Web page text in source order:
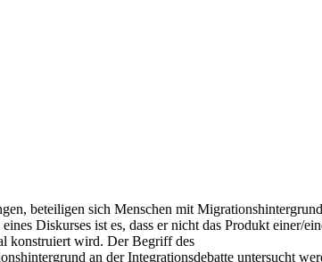
beteiligen sich Menschen mit
Diskurses ist es, dass er nicht das Produkt einer/
konstruiert wird. Der Begriff des
an der Integrationsdebatte untersucht